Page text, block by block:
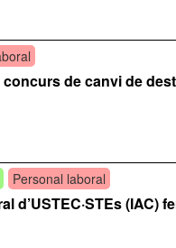
de canvi de
Personal laboral
d’USTEC·STEs